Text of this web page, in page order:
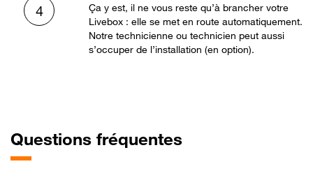
4
Ça y est, il ne vous reste qu’à brancher votre
Livebox : elle se met en route automatiquement.
Notre technicienne ou technicien peut aussi
s’occuper de l’installation (en option).
Questions fréquentes